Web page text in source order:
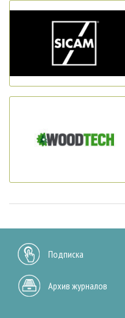
Подписка
Архив журналов